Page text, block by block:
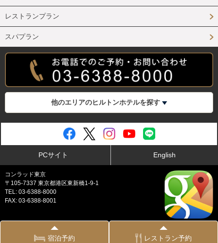
レストランプラン
スパプラン
他のエリアのヒルトンホテルを探す
PCサイト English
コンラッド東京
〒105-7337 東京都港区東新橋1-9-1
TEL: 03-6388-8000
FAX: 03-6388-8001
プライバシーポリシー
宿泊予約 レストラン予約